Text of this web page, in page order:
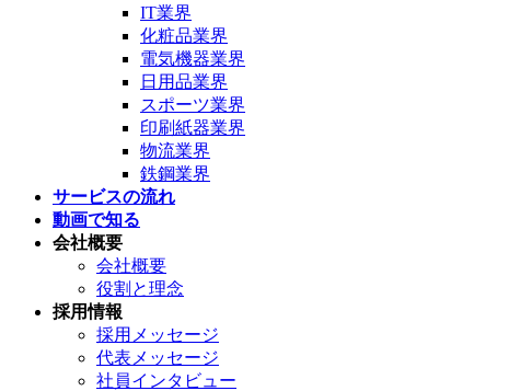
IT業界
化粧品業界
電気機器業界
日用品業界
スポーツ業界
印刷紙器業界
物流業界
鉄鋼業界
サービスの流れ
動画で知る
会社概要
会社概要
役割と理念
採用情報
採用メッセージ
代表メッセージ
社員インタビュー